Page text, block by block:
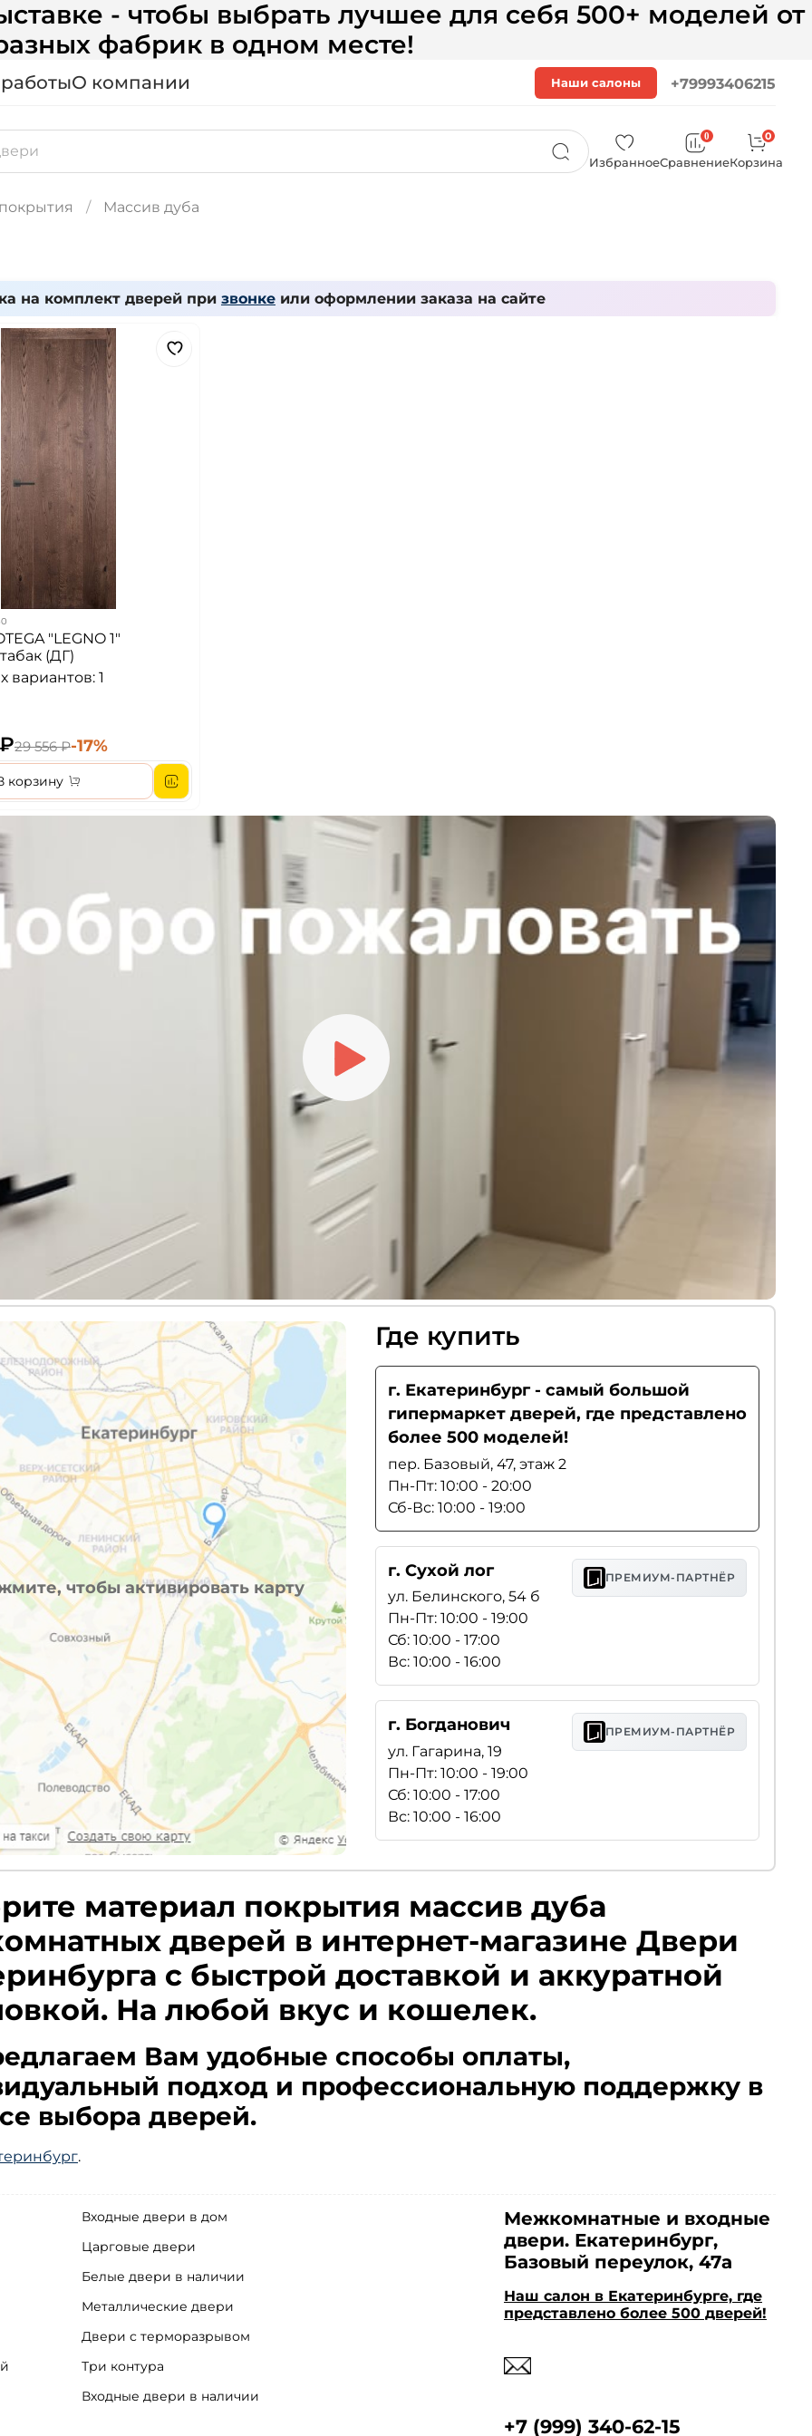
- чтобы выбрать лучшее для себя 500+ моделей от
фабрик в одном месте!
О компании Наши салоны +79993406215
Избранное
0
Сравнение
0
Корзина
Массив дуба
на комплект дверей при звонкеили оформлении заказа на сайте
"LEGNO 1"
(ДГ)
вариантов: 1
29 556 ₽-17%
корзину
чтобы активировать карту
Где купить
г. Екатеринбург - самый большой
гипермаркет дверей, где представлено
более 500 моделей!
пер. Базовый, 47, этаж 2
Пн-Пт: 10:00 - 20:00
Сб-Вс: 10:00 - 19:00
г. Сухой лог
ул. Белинского, 54 б
Пн-Пт: 10:00 - 19:00
Сб: 10:00 - 17:00
Вс: 10:00 - 16:00
ПРЕМИУМ-ПАРТНЁР
г. Богданович
ул. Гагарина, 19
Пн-Пт: 10:00 - 19:00
Сб: 10:00 - 17:00
Вс: 10:00 - 16:00
ПРЕМИУМ-ПАРТНЁР
материал покрытия массив дуба
дверей в интернет-магазине Двери
с быстрой доставкой и аккуратной
На любой вкус и кошелек.
Вам удобные способы оплаты,
подход и профессиональную поддержку в
выбора дверей.
.
Входные двери в дом
Царговые двери
Белые двери в наличии
Металлические двери
Двери с терморазрывом
Три контура
Входные двери в наличии
Межкомнатные и входные
двери. Екатеринбург,
Базовый переулок, 47а
Наш салон в Екатеринбурге, где
представлено более 500 дверей!
+7 (999) 340-62-15